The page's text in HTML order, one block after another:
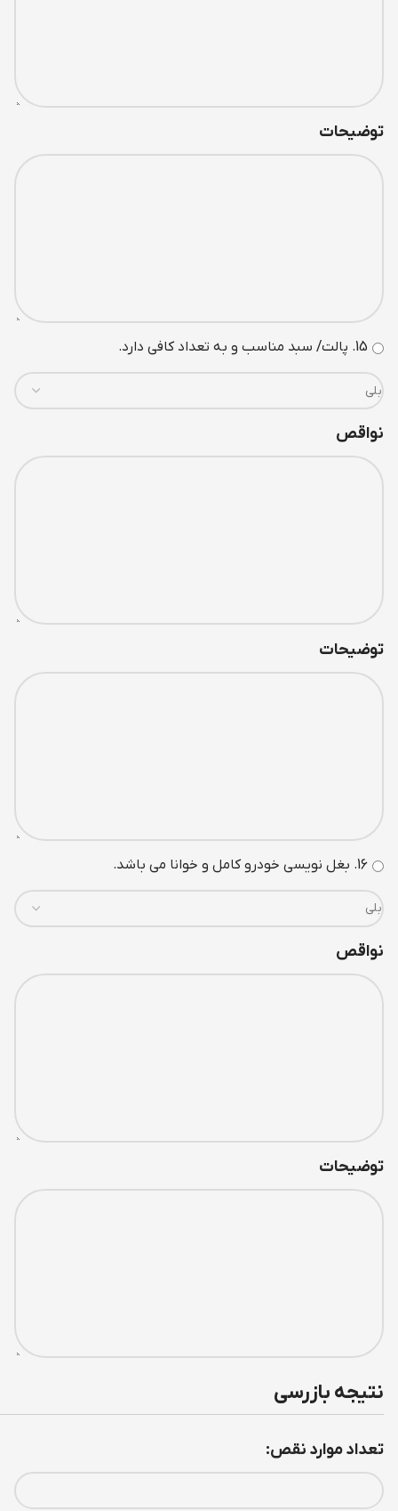
توضیحات
15. پالت/ سبد مناسب و به تعداد کافی دارد.
نواقص
توضیحات
16. بغل نويسی خودرو کامل و خوانا می باشد.
نواقص
توضیحات
نتیجه بازرسی
تعداد موارد نقص: